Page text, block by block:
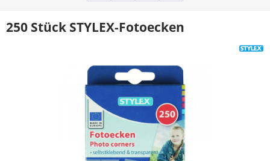
250 Stück STYLEX-Fotoecken